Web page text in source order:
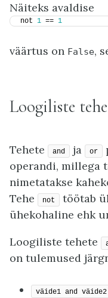
Näiteks avaldise
not 1 == 1
väärtus on False,
Loogiliste
Tehete and ja or
operandi, millega
nimetatakse
Tehe
not
töötab
ühekohaline ehk
Loogiliste tehete
on tulemused
väide1 and väide2